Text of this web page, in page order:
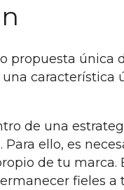
propuesta única
de una
ello, es
de tu
fieles a